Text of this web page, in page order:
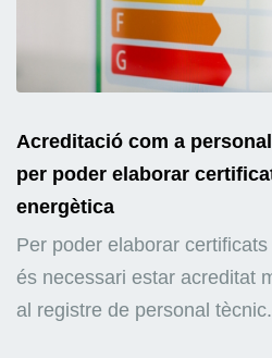
Acreditació com a
per poder elaborar
energètica
Per poder elaborar
és necessari estar acreditat
al registre de personal